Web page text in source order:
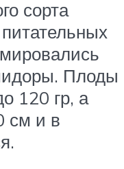
сорта
Плоды
120 гр, а
см и в